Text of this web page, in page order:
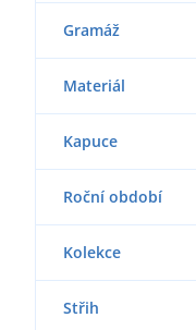
Gramáž
Materiál
Kapuce
Roční období
Kolekce
Střih